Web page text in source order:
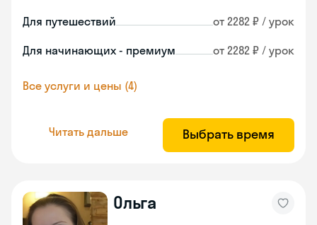
Для путешествий от 2282 ₽ / урок
Для начинающих - премиум от 2282 ₽ / урок
Все услуги и цены (4)
Читать дальше Выбрать время
Ольга